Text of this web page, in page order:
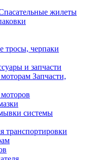
жилеты
тросы, черпаки
и запчасти
Запчасти,
системы
транспортировки